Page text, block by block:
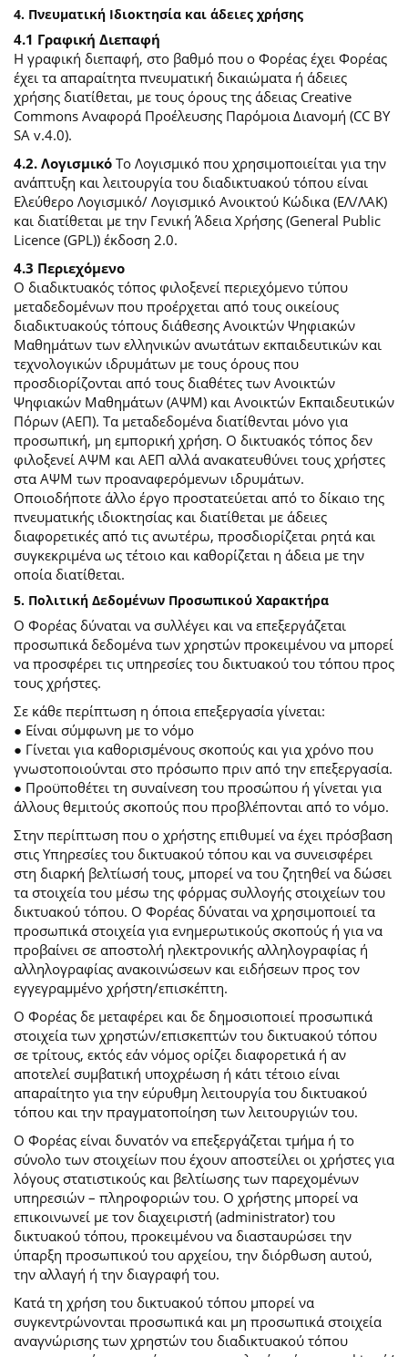
4. Πνευματική Ιδιοκτησία και άδειες χρήσης
4.1 Γραφική Διεπαφή
Η γραφική διεπαφή, στο βαθμό που ο Φορέας έχει Φορέας
έχει τα απαραίτητα πνευματική δικαιώματα ή άδειες
χρήσης διατίθεται, με τους όρους της άδειας Creative
Commons Αναφορά Προέλευσης Παρόμοια Διανομή (CC BY
SA v.4.0).
4.2. ΛογισμικόΤο Λογισμικό που χρησιμοποιείται για την
ανάπτυξη και λειτουργία του διαδικτυακού τόπου είναι
Ελεύθερο Λογισμικό/ Λογισμικό Ανοικτού Κώδικα (ΕΛ/ΛΑΚ)
και διατίθεται με την Γενική Άδεια Χρήσης (General Public
Licence (GPL)) έκδοση 2.0.
4.3 Περιεχόμενο
O διαδικτυακός τόπος φιλοξενεί περιεχόμενο τύπου
μεταδεδομένων που προέρχεται από τους οικείους
διαδικτυακούς τόπους διάθεσης Ανοικτών Ψηφιακών
Μαθημάτων των ελληνικών ανωτάτων εκπαιδευτικών και
τεχνολογικών ιδρυμάτων με τους όρους που
προσδιορίζονται από τους διαθέτες των Ανοικτών
Ψηφιακών Μαθημάτων (ΑΨΜ) και Ανοικτών Εκπαιδευτικών
Πόρων (ΑΕΠ). Τα μεταδεδομένα διατίθενται μόνο για
προσωπική, μη εμπορική χρήση. Ο δικτυακός τόπος δεν
φιλοξενεί ΑΨΜ και ΑΕΠ αλλά ανακατευθύνει τους χρήστες
στα ΑΨΜ των προαναφερόμενων ιδρυμάτων.
Οποιοδήποτε άλλο έργο προστατεύεται από το δίκαιο της
πνευματικής ιδιοκτησίας και διατίθεται με άδειες
διαφορετικές από τις ανωτέρω, προσδιορίζεται ρητά και
συγκεκριμένα ως τέτοιο και καθορίζεται η άδεια με την
οποία διατίθεται.
5. Πολιτική Δεδομένων Προσωπικού Χαρακτήρα
Ο Φορέας δύναται να συλλέγει και να επεξεργάζεται
προσωπικά δεδομένα των χρηστών προκειμένου να μπορεί
να προσφέρει τις υπηρεσίες του δικτυακού του τόπου προς
τους χρήστες.
Σε κάθε περίπτωση η όποια επεξεργασία γίνεται:
● Είναι σύμφωνη με το νόμο
● Γίνεται για καθορισμένους σκοπούς και για χρόνο που
γνωστοποιούνται στο πρόσωπο πριν από την επεξεργασία.
● Προϋποθέτει τη συναίνεση του προσώπου ή γίνεται για
άλλους θεμιτούς σκοπούς που προβλέπονται από το νόμο.
Στην περίπτωση που ο χρήστης επιθυμεί να έχει πρόσβαση
στις Υπηρεσίες του δικτυακού τόπου και να συνεισφέρει
στη διαρκή βελτίωσή τους, μπορεί να του ζητηθεί να δώσει
τα στοιχεία του μέσω της φόρμας συλλογής στοιχείων του
δικτυακού τόπου. Ο Φορέας δύναται να χρησιμοποιεί τα
προσωπικά στοιχεία για ενημερωτικούς σκοπούς ή για να
προβαίνει σε αποστολή ηλεκτρονικής αλληλογραφίας ή
αλληλογραφίας ανακοινώσεων και ειδήσεων προς τον
εγγεγραμμένο χρήστη/επισκέπτη.
Ο Φορέας δε μεταφέρει και δε δημοσιοποιεί προσωπικά
στοιχεία των χρηστών/επισκεπτών του δικτυακού τόπου
σε τρίτους, εκτός εάν νόμος ορίζει διαφορετικά ή αν
αποτελεί συμβατική υποχρέωση ή κάτι τέτοιο είναι
απαραίτητο για την εύρυθμη λειτουργία του δικτυακού
τόπου και την πραγματοποίηση των λειτουργιών του.
Ο Φορέας είναι δυνατόν να επεξεργάζεται τμήμα ή το
σύνολο των στοιχείων που έχουν αποστείλει οι χρήστες για
λόγους στατιστικούς και βελτίωσης των παρεχομένων
υπηρεσιών – πληροφοριών του. Ο χρήστης μπορεί να
επικοινωνεί με τον διαχειριστή (administrator) του
δικτυακού τόπου, προκειμένου να διασταυρώσει την
ύπαρξη προσωπικού του αρχείου, την διόρθωση αυτού,
την αλλαγή ή την διαγραφή του.
Κατά τη χρήση του δικτυακού τόπου μπορεί να
συγκεντρώνονται προσωπικά και μη προσωπικά στοιχεία
αναγνώρισης των χρηστών του διαδικτυακού τόπου